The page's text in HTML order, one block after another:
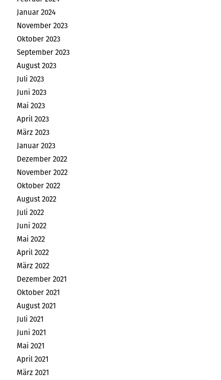
Januar 2024
November 2023
Oktober 2023
September 2023
August 2023
Juli 2023
Juni 2023
Mai 2023
April 2023
März 2023
Januar 2023
Dezember 2022
November 2022
Oktober 2022
August 2022
Juli 2022
Juni 2022
Mai 2022
April 2022
März 2022
Dezember 2021
Oktober 2021
August 2021
Juli 2021
Juni 2021
Mai 2021
April 2021
März 2021